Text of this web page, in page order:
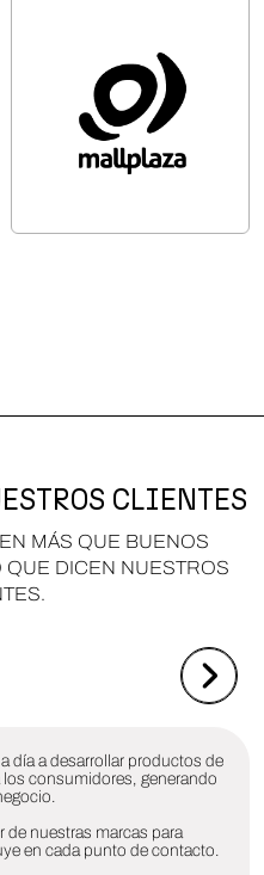
CLIENTES
MÁS QUE BUENOS
QUE DICEN NUESTROS
día a desarrollar productos de
consumidores, generando
de nuestras marcas para
en cada punto de contacto.